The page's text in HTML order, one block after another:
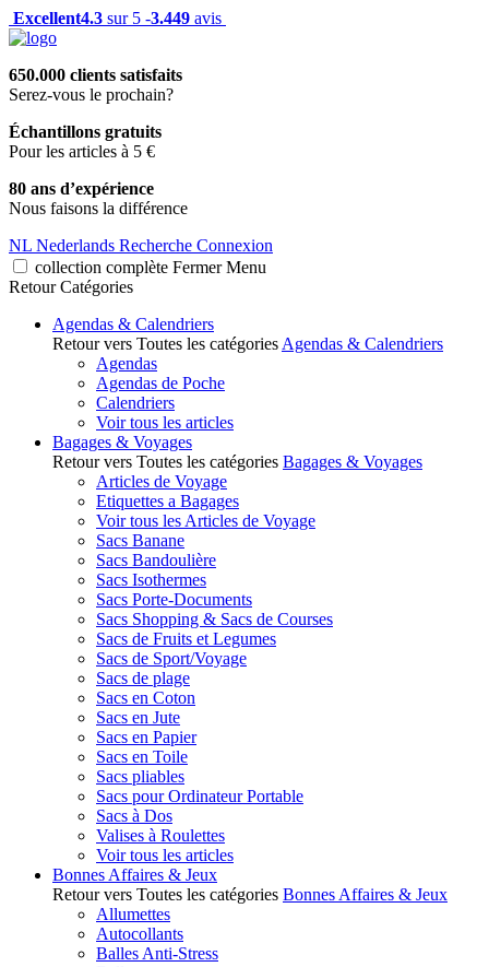
Excellent4.3 sur 5 -3.449 avis
650.000 clients satisfaits
Serez-vous le prochain?
Échantillons gratuits
Pour les articles à 5 €
80 ans d’expérience
Nous faisons la différence
NL Nederlands Recherche Connexion
collection complète Fermer Menu
Retour Catégories
Agendas & Calendriers
Retour vers Toutes les catégories Agendas & Calendriers
Agendas
Agendas de Poche
Calendriers
Voir tous les articles
Bagages & Voyages
Retour vers Toutes les catégories Bagages & Voyages
Articles de Voyage
Etiquettes a Bagages
Voir tous les Articles de Voyage
Sacs Banane
Sacs Bandoulière
Sacs Isothermes
Sacs Porte-Documents
Sacs Shopping & Sacs de Courses
Sacs de Fruits et Legumes
Sacs de Sport/Voyage
Sacs de plage
Sacs en Coton
Sacs en Jute
Sacs en Papier
Sacs en Toile
Sacs pliables
Sacs pour Ordinateur Portable
Sacs à Dos
Valises à Roulettes
Voir tous les articles
Bonnes Affaires & Jeux
Retour vers Toutes les catégories Bonnes Affaires & Jeux
Allumettes
Autocollants
Balles Anti-Stress